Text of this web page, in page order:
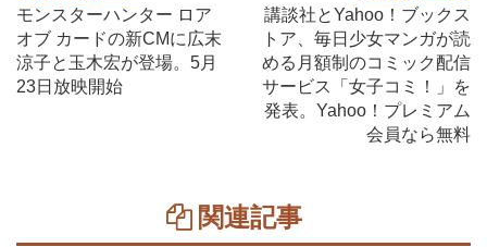
モンスターハンター ロア
オブ カードの新CMに広末
涼子と玉木宏が登場。5月
23日放映開始
講談社とYahoo！ブックス
トア、毎日少女マンガが読
める月額制のコミック配信
サービス「女子コミ！」を
発表。Yahoo！プレミアム
会員なら無料
関連記事